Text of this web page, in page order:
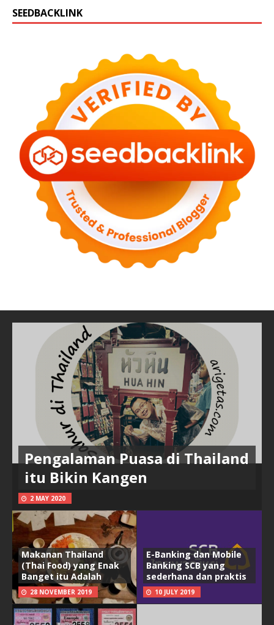
SEEDBACKLINK
Pengalaman Puasa di Thailand
itu Bikin Kangen
2 MAY 2020
Makanan Thailand
(Thai Food) yang Enak
Banget itu Adalah
28 NOVEMBER 2019
E-Banking dan Mobile
Banking SCB yang
sederhana dan praktis
10 JULY 2019